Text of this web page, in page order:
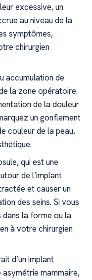
excessive, un
au niveau de la
symptômes,
chirurgien
accumulation de
la zone opératoire.
de la douleur
un gonflement
couleur de la peau,
qui est une
de l’implant
et causer un
des seins. Si vous
dans la forme ou la
à votre chirurgien
d’un implant
asymétrie mammaire,